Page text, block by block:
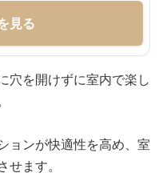
見る
穴を開けずに室内で楽し
ョンが快適性を高め、室
ます。